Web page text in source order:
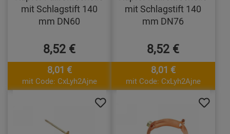
mit Schlagstift 140
mm DN60
8,52 €
8,01 €
mit Code: CxLyh2Ajne
mit Schlagstift 140
mm DN76
8,52 €
8,01 €
mit Code: CxLyh2Ajne